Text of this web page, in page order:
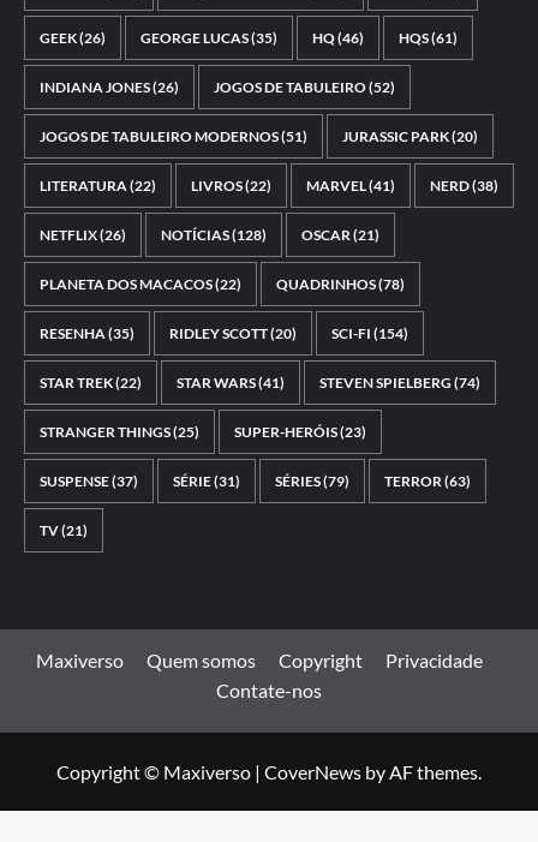
GEEK(26) GEORGE LUCAS(35) HQ(46) HQS(61)
INDIANA JONES(26) JOGOS DE TABULEIRO(52)
JOGOS DE TABULEIRO MODERNOS(51) JURASSIC PARK(20)
LITERATURA(22) LIVROS(22) MARVEL(41) NERD(38)
NETFLIX(26) NOTÍCIAS(128) OSCAR(21)
PLANETA DOS MACACOS(22) QUADRINHOS(78)
RESENHA(35) RIDLEY SCOTT(20) SCI-FI (154)
STAR TREK(22) STAR WARS(41) STEVEN SPIELBERG (74)
STRANGER THINGS(25) SUPER-HERÓIS(23)
SUSPENSE(37) SÉRIE(31) SÉRIES(79) TERROR(63)
TV(21)
Maxiverso Quem somos Copyright
Privacidade
Contate-nos
Copyright © Maxiverso | CoverNews by AF themes.